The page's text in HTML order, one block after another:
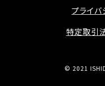
プライバ
特定取引
© 2021